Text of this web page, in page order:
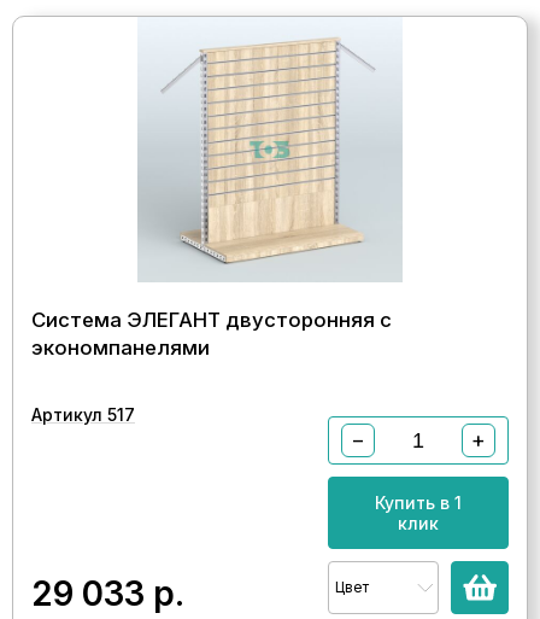
Система ЭЛЕГАНТ двусторонняя с
экономпанелями
Артикул 517
29 033 р.
− +
Купить в 1
клик
Цвет